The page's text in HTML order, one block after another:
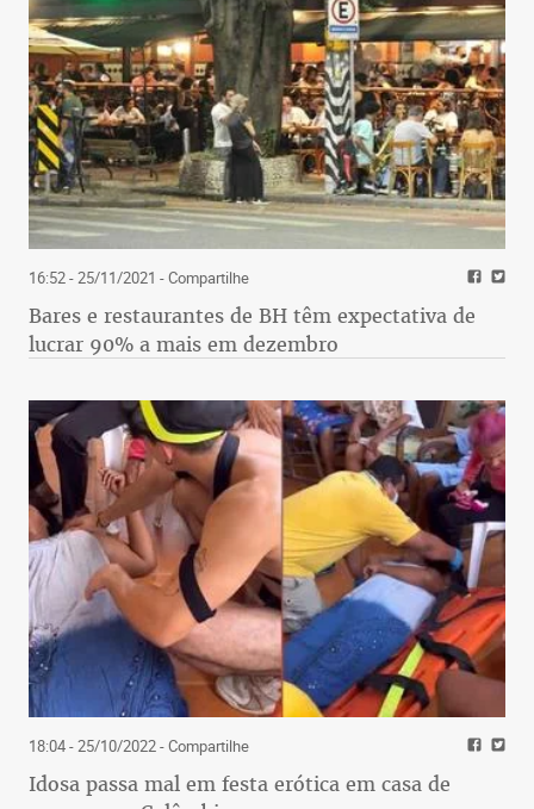
16:52 - 25/11/2021 - Compartilhe
Bares e restaurantes de BH têm expectativa de
lucrar 90% a mais em dezembro
18:04 - 25/10/2022- Compartilhe
Idosa passa mal em festa erótica em casa de